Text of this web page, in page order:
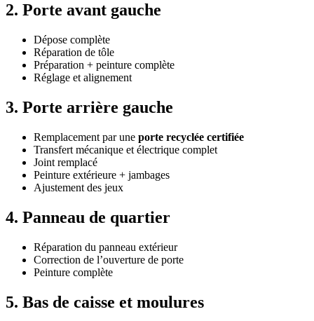
2. Porte avant gauche
Dépose complète
Réparation de tôle
Préparation + peinture complète
Réglage et alignement
3. Porte arrière gauche
Remplacement par une porte recyclée certifiée
Transfert mécanique et électrique complet
Joint remplacé
Peinture extérieure + jambages
Ajustement des jeux
4. Panneau de quartier
Réparation du panneau extérieur
Correction de l’ouverture de porte
Peinture complète
5. Bas de caisse et moulures